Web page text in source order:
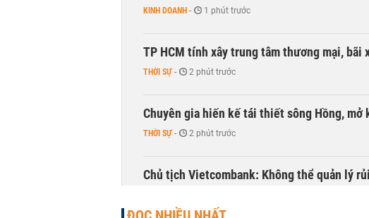
KINH DOANH - 1 phút trước
TP HCM tính xây trung tâm thương mại, bãi
THỜI SỰ - 2 phút trước
Chuyên gia hiến kế tái thiết sông Hồng, mở
THỜI SỰ - 2 phút trước
Chủ tịch Vietcombank: Không thể quản lý